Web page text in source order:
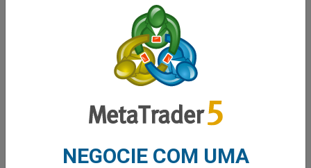
O que os nossos
dizem sobre nós
NEGOCIE COM UMA